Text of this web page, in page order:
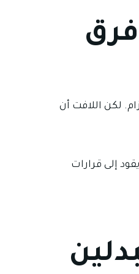
فرق
لكن اللافت أن
إلى قرارات